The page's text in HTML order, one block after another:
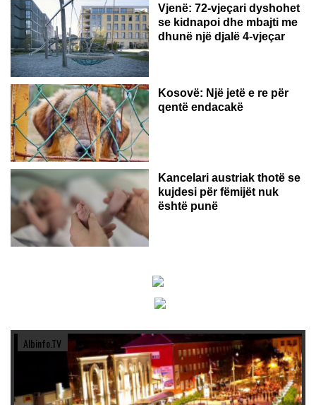
Vjenë: 72-vjeçari dyshohet
se kidnapoi dhe mbajti me
dhunë një djalë 4-vjeçar
Kosovë: Një jetë e re për
qentë endacakë
Kancelari austriak thotë se
kujdesi për fëmijët nuk
është punë
Albinfo.TV